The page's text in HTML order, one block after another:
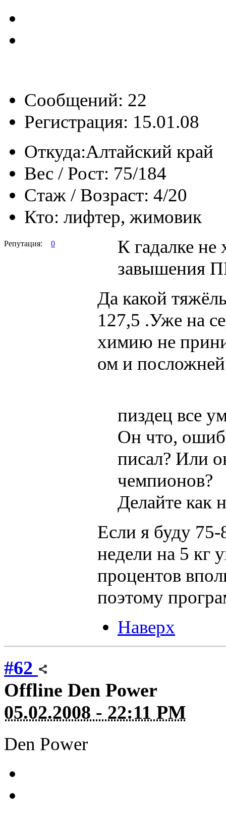
Сообщений: 22
Регистрация: 15.01.08
Откуда:Алтайский край
Вес / Рост: 75/184
Стаж / Возраст: 4/20
Кто: лифтер, жимовик
Репутация: 0
К гадалке
завышения
Да какой
127,5 .Уже на
химию не
ом и
пиздец все
Он что,
писал? Или
чемпионов?
Делайте как
Если я буду 75-
недели на 5 кг
процентов
поэтому
Наверх
#62
Offline Den Power
05.02.2008 - 22:11 PM
Den Power